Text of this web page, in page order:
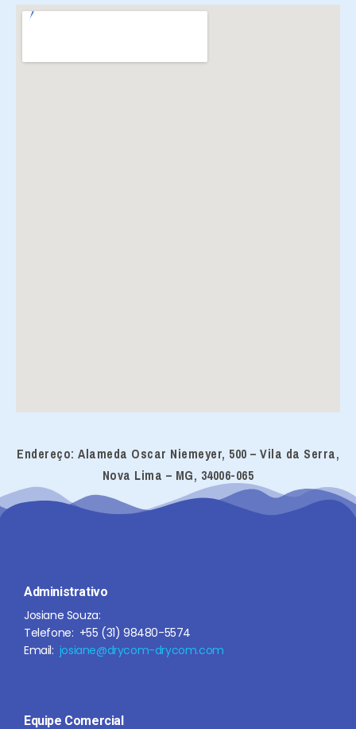
Endereço: Alameda Oscar Niemeyer, 500 – Vila da Serra,
Nova Lima – MG, 34006-065
Administrativo
Josiane Souza:
Telefone: +55 (31) 98480-5574
Email: josiane@drycom-drycom.com
Equipe Comercial